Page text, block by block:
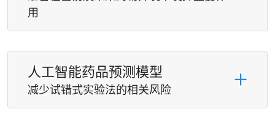
用
人工智能药品预测模型
减少试错式实验法的相关风险